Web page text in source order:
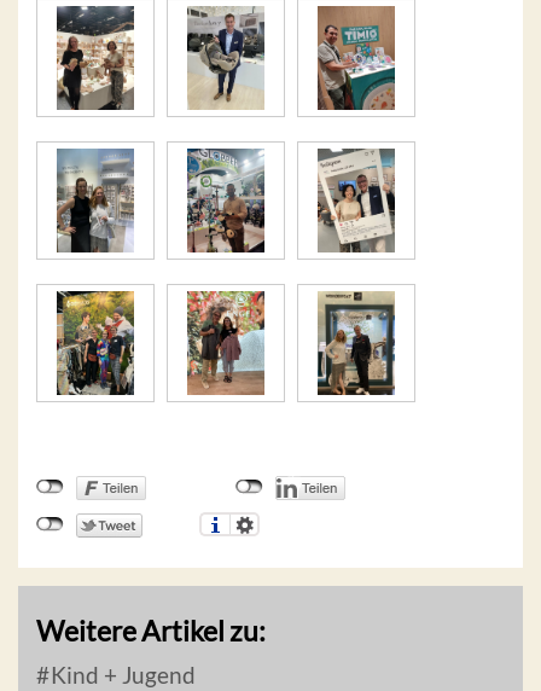
Weitere Artikel zu:
Kind + Jugend